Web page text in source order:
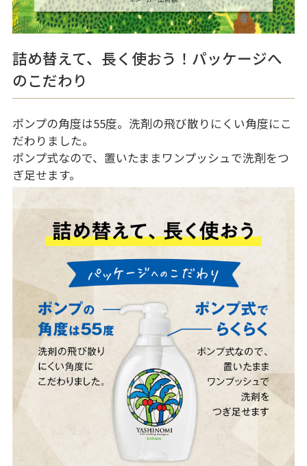
詰め替えて、長く使おう！パッケージへ
のこだわり
ポンプの角度は55度。洗剤の飛び散りにくい角度にこ
だわりました。
ポンプ式なので、置いたままワンプッシュで洗剤をつ
ぎ足せます。